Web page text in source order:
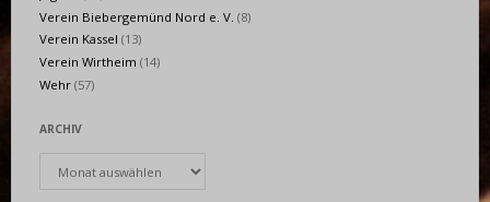
Verein Biebergemünd Nord e. V. (8)
Verein Kassel (13)
Verein Wirtheim (14)
Wehr (57)
ARCHIV